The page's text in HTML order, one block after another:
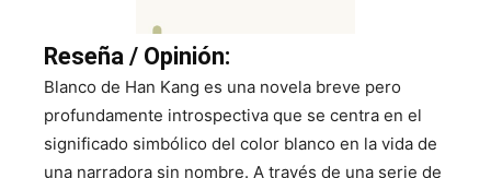
Reseña / Opinión:
Blanco de Han Kang es una novela breve pero
profundamente introspectiva que se centra en el
significado simbólico del color blanco en la vida de
una narradora sin nombre. A través de una serie de